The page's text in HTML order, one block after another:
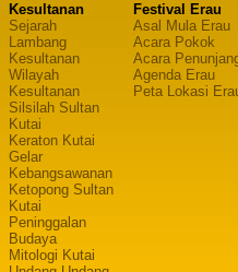
Kesultanan
Sejarah
Lambang
Kesultanan
Wilayah
Kesultanan
Silsilah Sultan
Kutai
Keraton Kutai
Gelar
Kebangsawanan
Ketopong Sultan
Kutai
Peninggalan
Budaya
Mitologi Kutai
Festival Erau
Asal Mula Erau
Acara Pokok
Acara
Agenda Erau
Peta Lokasi